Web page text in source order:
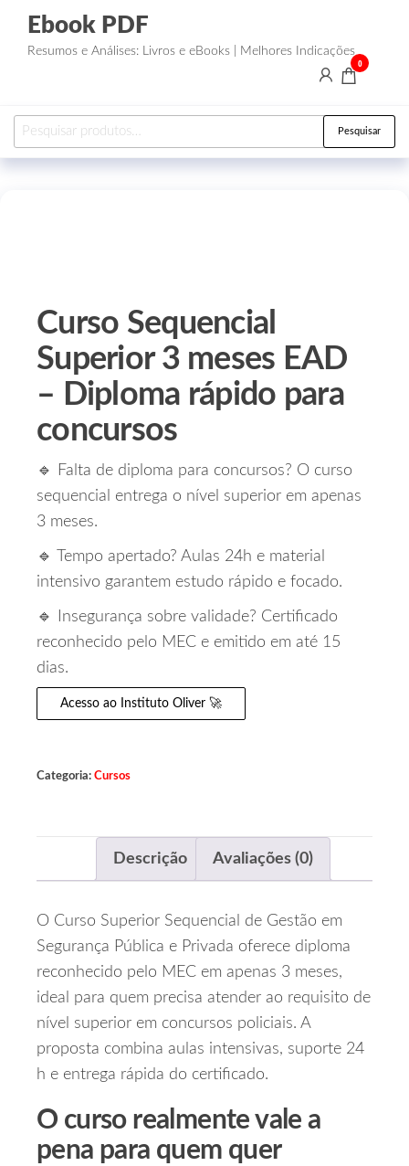
Ebook PDF
Resumos e Análises: Livros e eBooks | Melhores Indicações
0
Pesquisar
Curso Sequencial
Superior 3 meses EAD
– Diploma rápido para
concursos
🔹 Falta de diploma para concursos? O curso
sequencial entrega o nível superior em apenas
3 meses.
🔹 Tempo apertado? Aulas 24h e material
intensivo garantem estudo rápido e focado.
🔹 Insegurança sobre validade? Certificado
reconhecido pelo MEC e emitido em até 15
dias.
Acesso ao Instituto Oliver 🚀
Categoria: Cursos
Descrição Avaliações (0)
O Curso Superior Sequencial de Gestão em
Segurança Pública e Privada oferece diploma
reconhecido pelo MEC em apenas 3 meses,
ideal para quem precisa atender ao requisito de
nível superior em concursos policiais. A
proposta combina aulas intensivas, suporte 24
h e entrega rápida do certificado.
O curso realmente vale a
pena para quem quer